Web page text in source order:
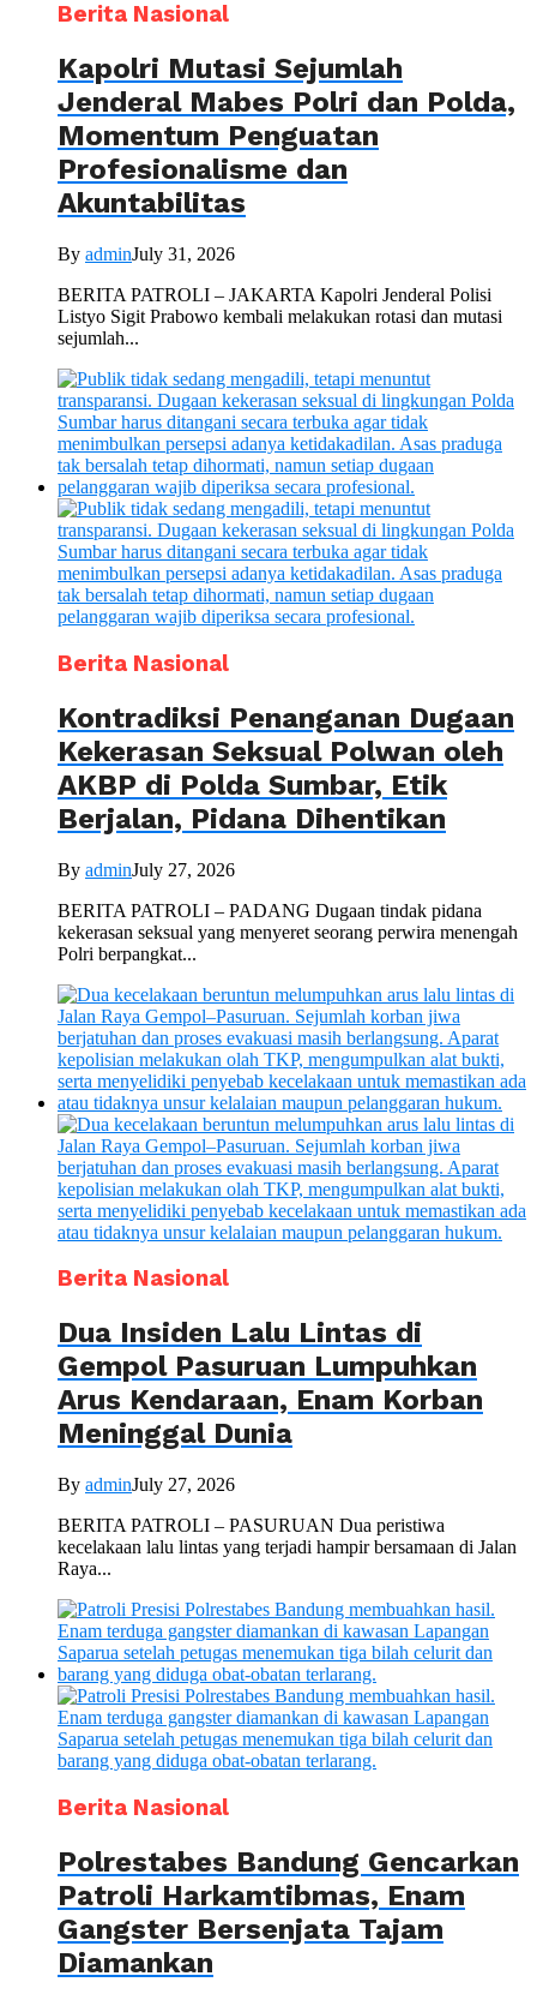
Berita Nasional
Kapolri Mutasi Sejumlah
Jenderal Mabes Polri dan Polda,
Momentum Penguatan
Profesionalisme dan
Akuntabilitas
By adminJuly 31, 2026
BERITA PATROLI – JAKARTA Kapolri Jenderal Polisi
Listyo Sigit Prabowo kembali melakukan rotasi dan mutasi
sejumlah...
Berita Nasional
Kontradiksi Penanganan Dugaan
Kekerasan Seksual Polwan oleh
AKBP di Polda Sumbar, Etik
Berjalan, Pidana Dihentikan
By adminJuly 27, 2026
BERITA PATROLI – PADANG Dugaan tindak pidana
kekerasan seksual yang menyeret seorang perwira menengah
Polri berpangkat...
Berita Nasional
Dua Insiden Lalu Lintas di
Gempol Pasuruan Lumpuhkan
Arus Kendaraan, Enam Korban
Meninggal Dunia
By adminJuly 27, 2026
BERITA PATROLI – PASURUAN Dua peristiwa
kecelakaan lalu lintas yang terjadi hampir bersamaan di Jalan
Raya...
Berita Nasional
Polrestabes Bandung Gencarkan
Patroli Harkamtibmas, Enam
Gangster Bersenjata Tajam
Diamankan